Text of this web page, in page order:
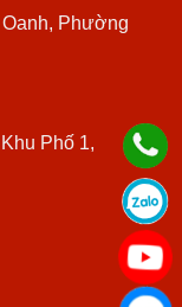
Phường
Phố 1,